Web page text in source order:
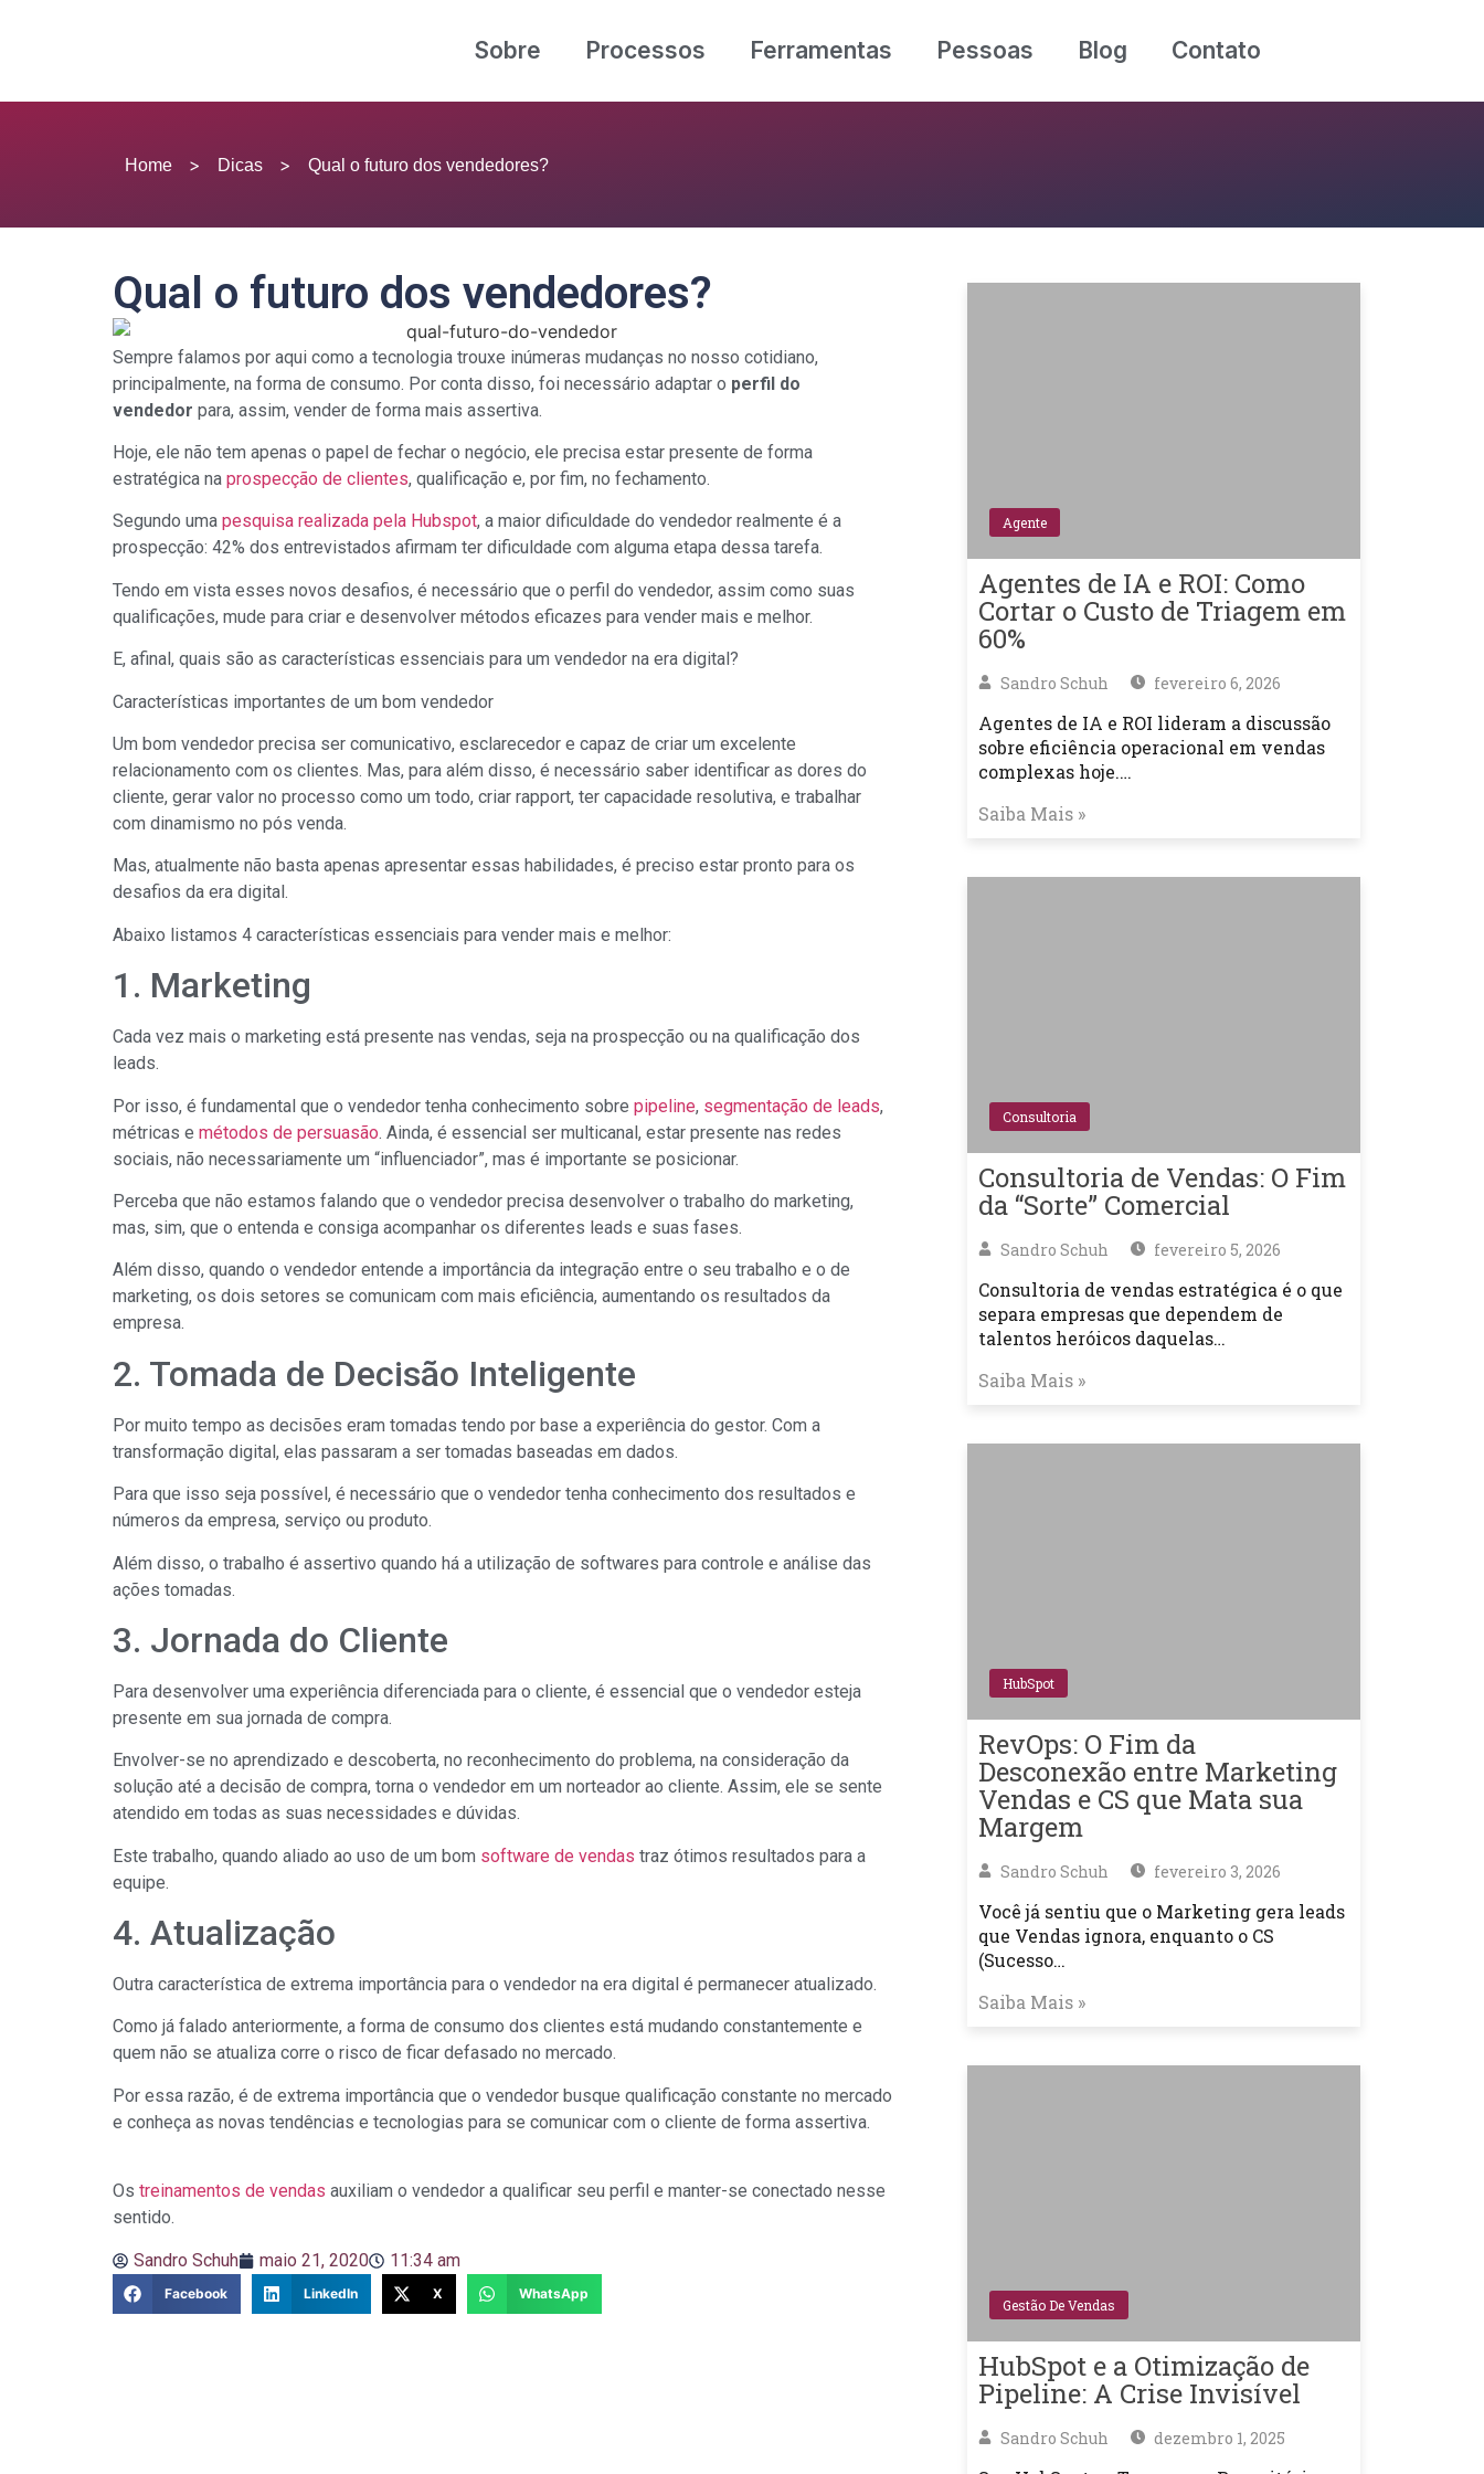
Sobre Processos Ferramentas Pessoas Blog Contato
Home > Dicas > Qual o futuro dos vendedores?
Qual o futuro dos vendedores?
Sempre falamos por aqui como a tecnologia trouxe inúmeras mudanças no nosso cotidiano,
principalmente, na forma de consumo. Por conta disso, foi necessário adaptar o perfil do
vendedor para, assim, vender de forma mais assertiva.
Hoje, ele não tem apenas o papel de fechar o negócio, ele precisa estar presente de forma
estratégica na prospecção de clientes, qualificação e, por fim, no fechamento.
Segundo uma pesquisa realizada pela Hubspot, a maior dificuldade do vendedor realmente é a
prospecção: 42% dos entrevistados afirmam ter dificuldade com alguma etapa dessa tarefa.
Tendo em vista esses novos desafios, é necessário que o perfil do vendedor, assim como suas
qualificações, mude para criar e desenvolver métodos eficazes para vender mais e melhor.
E, afinal, quais são as características essenciais para um vendedor na era digital?
Características importantes de um bom vendedor
Um bom vendedor precisa ser comunicativo, esclarecedor e capaz de criar um excelente
relacionamento com os clientes. Mas, para além disso, é necessário saber identificar as dores do
cliente, gerar valor no processo como um todo, criar rapport, ter capacidade resolutiva, e trabalhar
com dinamismo no pós venda.
Mas, atualmente não basta apenas apresentar essas habilidades, é preciso estar pronto para os
desafios da era digital.
Abaixo listamos 4 características essenciais para vender mais e melhor:
1. Marketing
Cada vez mais o marketing está presente nas vendas, seja na prospecção ou na qualificação dos
leads.
Por isso, é fundamental que o vendedor tenha conhecimento sobre pipeline, segmentação de leads,
métricas e métodos de persuasão. Ainda, é essencial ser multicanal, estar presente nas redes
sociais, não necessariamente um “influenciador”, mas é importante se posicionar.
Perceba que não estamos falando que o vendedor precisa desenvolver o trabalho do marketing,
mas, sim, que o entenda e consiga acompanhar os diferentes leads e suas fases.
Além disso, quando o vendedor entende a importância da integração entre o seu trabalho e o de
marketing, os dois setores se comunicam com mais eficiência, aumentando os resultados da
empresa.
2. Tomada de Decisão Inteligente
Por muito tempo as decisões eram tomadas tendo por base a experiência do gestor. Com a
transformação digital, elas passaram a ser tomadas baseadas em dados.
Para que isso seja possível, é necessário que o vendedor tenha conhecimento dos resultados e
números da empresa, serviço ou produto.
Além disso, o trabalho é assertivo quando há a utilização de softwares para controle e análise das
ações tomadas.
3. Jornada do Cliente
Para desenvolver uma experiência diferenciada para o cliente, é essencial que o vendedor esteja
presente em sua jornada de compra.
Envolver-se no aprendizado e descoberta, no reconhecimento do problema, na consideração da
solução até a decisão de compra, torna o vendedor em um norteador ao cliente. Assim, ele se sente
atendido em todas as suas necessidades e dúvidas.
Este trabalho, quando aliado ao uso de um bom software de vendas traz ótimos resultados para a
equipe.
4. Atualização
Outra característica de extrema importância para o vendedor na era digital é permanecer atualizado.
Como já falado anteriormente, a forma de consumo dos clientes está mudando constantemente e
quem não se atualiza corre o risco de ficar defasado no mercado.
Por essa razão, é de extrema importância que o vendedor busque qualificação constante no mercado
e conheça as novas tendências e tecnologias para se comunicar com o cliente de forma assertiva.
Os treinamentos de vendas auxiliam o vendedor a qualificar seu perfil e manter-se conectado nesse
sentido.
Sandro Schuh maio 21, 2020 11:34 am
Facebook LinkedIn X WhatsApp
Agente
Agentes de IA e ROI: Como
Cortar o Custo de Triagem em
60%
Sandro Schuh fevereiro 6, 2026
Agentes de IA e ROI lideram a discussão
sobre eficiência operacional em vendas
complexas hoje.…
Saiba Mais »
Consultoria
Consultoria de Vendas: O Fim
da “Sorte” Comercial
Sandro Schuh fevereiro 5, 2026
Consultoria de vendas estratégica é o que
separa empresas que dependem de
talentos heróicos daquelas…
Saiba Mais »
HubSpot
RevOps: O Fim da
Desconexão entre Marketing
Vendas e CS que Mata sua
Margem
Sandro Schuh fevereiro 3, 2026
Você já sentiu que o Marketing gera leads
que Vendas ignora, enquanto o CS
(Sucesso…
Saiba Mais »
Gestão De Vendas
HubSpot e a Otimização de
Pipeline: A Crise Invisível
Sandro Schuh dezembro 1, 2025